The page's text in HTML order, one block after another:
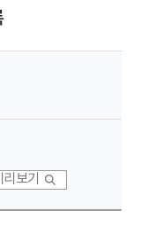
리보기